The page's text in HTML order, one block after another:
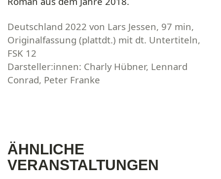
Deutschland 2022 von Lars Jessen, 97 min,
Originalfassung (plattdt.) mit dt. Untertiteln,
FSK 12
Darsteller:innen: Charly Hübner, Lennard
Conrad, Peter Franke
ÄHNLICHE
VERANSTALTUNGEN